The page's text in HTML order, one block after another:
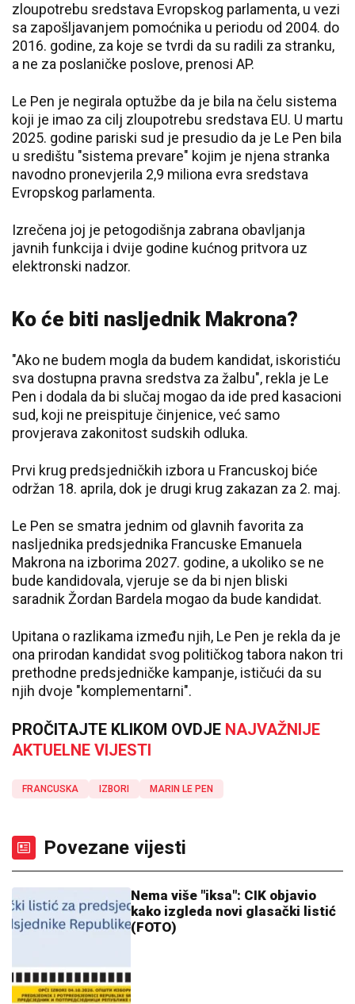
zloupotrebu sredstava Evropskog parlamenta, u vezi
sa zapošljavanjem pomoćnika u periodu od 2004. do
2016. godine, za koje se tvrdi da su radili za stranku,
a ne za poslaničke poslove, prenosi AP.
Le Pen je negirala optužbe da je bila na čelu sistema
koji je imao za cilj zloupotrebu sredstava EU. U martu
2025. godine pariski sud je presudio da je Le Pen bila
u središtu "sistema prevare" kojim je njena stranka
navodno pronevjerila 2,9 miliona evra sredstava
Evropskog parlamenta.
Izrečena joj je petogodišnja zabrana obavljanja
javnih funkcija i dvije godine kućnog pritvora uz
elektronski nadzor.
Ko će biti nasljednik Makrona?
"Ako ne budem mogla da budem kandidat, iskoristiću
sva dostupna pravna sredstva za žalbu", rekla je Le
Pen i dodala da bi slučaj mogao da ide pred kasacioni
sud, koji ne preispituje činjenice, već samo
provjerava zakonitost sudskih odluka.
Prvi krug predsjedničkih izbora u Francuskoj biće
održan 18. aprila, dok je drugi krug zakazan za 2. maj.
Le Pen se smatra jednim od glavnih favorita za
nasljednika predsjednika Francuske Emanuela
Makrona na izborima 2027. godine, a ukoliko se ne
bude kandidovala, vjeruje se da bi njen bliski
saradnik Žordan Bardela mogao da bude kandidat.
Upitana o razlikama između njih, Le Pen je rekla da je
ona prirodan kandidat svog političkog tabora nakon tri
prethodne predsjedničke kampanje, ističući da su
njih dvoje "komplementarni".
PROČITAJTE KLIKOM OVDJE NAJVAŽNIJE
AKTUELNE VIJESTI
FRANCUSKA IZBORI MARIN LE PEN
Povezane vijesti
Nema više "iksa": CIK objavio
kako izgleda novi glasački listić
(FOTO)